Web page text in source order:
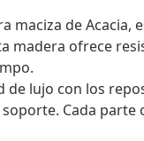
maciza de Acacia,
ofrece
lujo con los
Cada